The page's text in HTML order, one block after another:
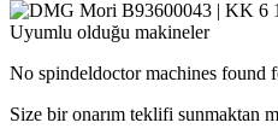
Uyumlu olduğu makineler
No spindeldoctor machines found
Size bir onarım teklifi sunmaktan